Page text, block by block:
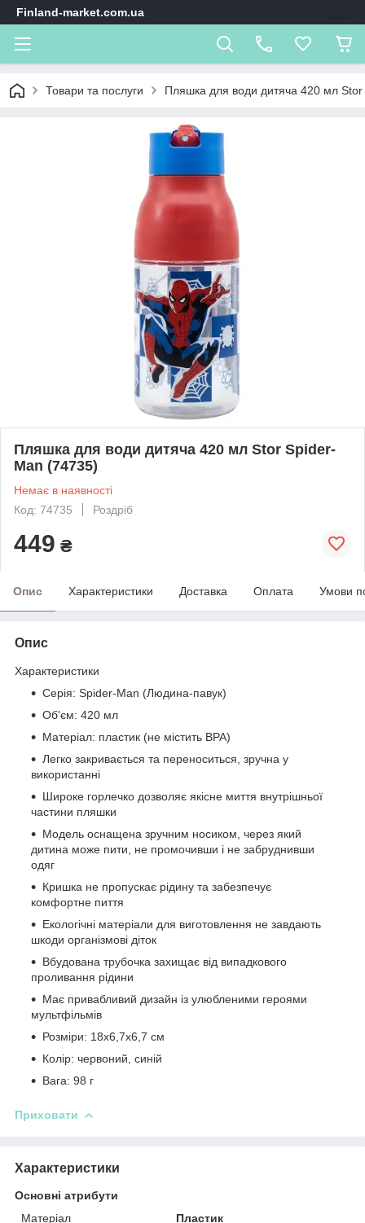
Finland-market.com.ua
Товари та послуги Пляшка для води дитяча 420 мл
Пляшка для води дитяча 420 мл Stor Spider-
Man (74735)
Немає в наявності
Код: 74735
Роздріб
449 ₴
Опис Характеристики Доставка Оплата Умови
Опис
Характеристики
Серія: Spider-Man (Людина-павук)
Об'єм: 420 мл
Матеріал: пластик (не містить BPA)
Легко закривається та переноситься, зручна у
використанні
Широке горлечко дозволяє якісне миття внутрішньої
частини пляшки
Модель оснащена зручним носиком, через який
дитина може пити, не промочивши і не забруднивши
одяг
Кришка не пропускає рідину та забезпечує
комфортне пиття
Екологічні матеріали для виготовлення не завдають
шкоди організмові діток
Вбудована трубочка захищає від випадкового
проливання рідини
Має привабливий дизайн із улюбленими героями
мультфільмів
Розміри: 18x6,7x6,7 см
Колір: червоний, синій
Вага: 98 г
Приховати
Характеристики
Основні атрибути
Матеріал
Пластик